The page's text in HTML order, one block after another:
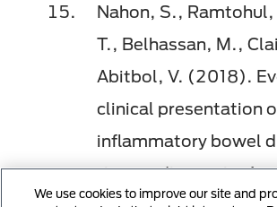
Nahon, S., Ramtohul,
T., Belhassan, M.,
Abitbol, V. (2018).
clinical presentation
inflammatory bowel
time at diagnosis: A
We use cookies to improve our site and